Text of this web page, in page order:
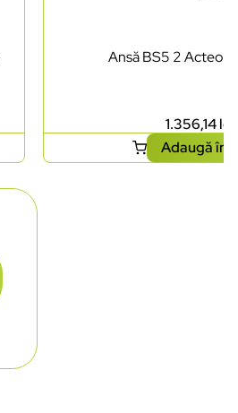
Ansă BS5 2
1.356,14lei
Adaugă în